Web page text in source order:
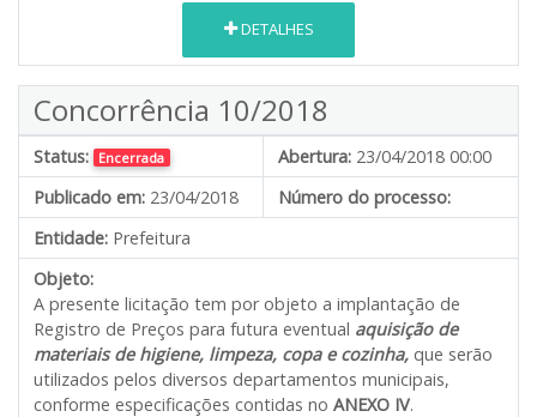
DETALHES
Concorrência 10/2018
Status: Encerrada Abertura: 23/04/2018 00:00
Publicado em: 23/04/2018
Número do processo:
Entidade: Prefeitura
Objeto:
A presente licitação tem por objeto a implantação de
Registro de Preços para futura eventual aquisição de
materiais de higiene, limpeza, copa e cozinha, que serão
utilizados pelos diversos departamentos municipais,
conforme especificações contidas no ANEXO IV.